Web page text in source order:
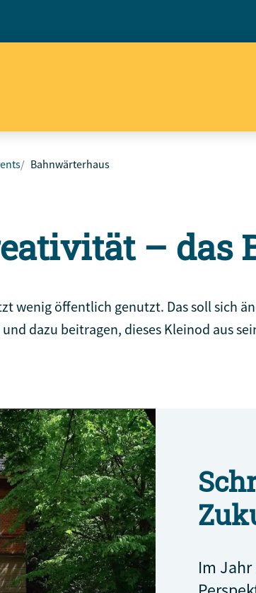
Bahnwärterhaus
– das
wenig öffentlich genutzt. Das soll sich
dazu beitragen, dieses Kleinod aus
Im